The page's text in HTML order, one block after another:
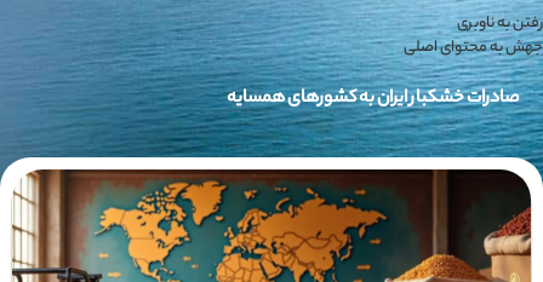
رفتن به ناوبری
جهش به محتوای اصلی
صادرات خشکبار ایران به کشورهای همسایه